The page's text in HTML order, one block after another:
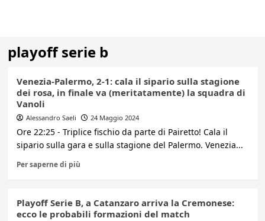
playoff serie b
Venezia-Palermo, 2-1: cala il sipario sulla stagione
dei rosa, in finale va (meritatamente) la squadra di
Vanoli
Alessandro Saeli 24 Maggio 2024
Ore 22:25 - Triplice fischio da parte di Pairetto! Cala il
sipario sulla gara e sulla stagione del Palermo. Venezia...
Per saperne di più
Playoff Serie B, a Catanzaro arriva la Cremonese:
ecco le probabili formazioni del match